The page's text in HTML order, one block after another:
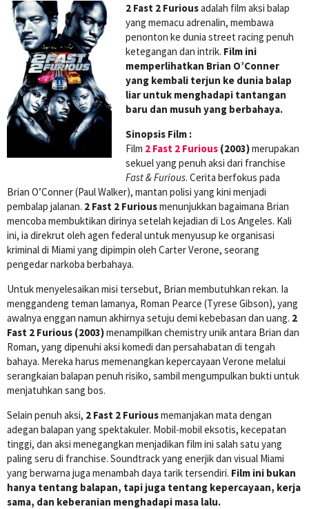
2 Fast 2 Furiousadalah film aksi balap
yang memacu adrenalin, membawa
penonton ke dunia street racing penuh
ketegangan dan intrik. Film ini
memperlihatkan Brian O’Conner
yang kembali terjun ke dunia balap
liar untuk menghadapi tantangan
baru dan musuh yang berbahaya.
Sinopsis Film :
Film 2 Fast 2 Furious (2003)merupakan
sekuel yang penuh aksi dari franchise
Fast & Furious. Cerita berfokus pada
Brian O’Conner (Paul Walker), mantan polisi yang kini menjadi
pembalap jalanan. 2 Fast 2 Furiousmenunjukkan bagaimana Brian
mencoba membuktikan dirinya setelah kejadian di Los Angeles. Kali
ini, ia direkrut oleh agen federal untuk menyusup ke organisasi
kriminal di Miami yang dipimpin oleh Carter Verone, seorang
pengedar narkoba berbahaya.
Untuk menyelesaikan misi tersebut, Brian membutuhkan rekan. Ia
menggandeng teman lamanya, Roman Pearce (Tyrese Gibson), yang
awalnya enggan namun akhirnya setuju demi kebebasan dan uang. 2
Fast 2 Furious (2003)menampilkan chemistry unik antara Brian dan
Roman, yang dipenuhi aksi komedi dan persahabatan di tengah
bahaya. Mereka harus memenangkan kepercayaan Verone melalui
serangkaian balapan penuh risiko, sambil mengumpulkan bukti untuk
menjatuhkan sang bos.
Selain penuh aksi, 2 Fast 2 Furiousmemanjakan mata dengan
adegan balapan yang spektakuler. Mobil-mobil eksotis, kecepatan
tinggi, dan aksi menegangkan menjadikan film ini salah satu yang
paling seru di franchise. Soundtrack yang enerjik dan visual Miami
yang berwarna juga menambah daya tarik tersendiri. Film ini bukan
hanya tentang balapan, tapi juga tentang kepercayaan, kerja
sama, dan keberanian menghadapi masa lalu.